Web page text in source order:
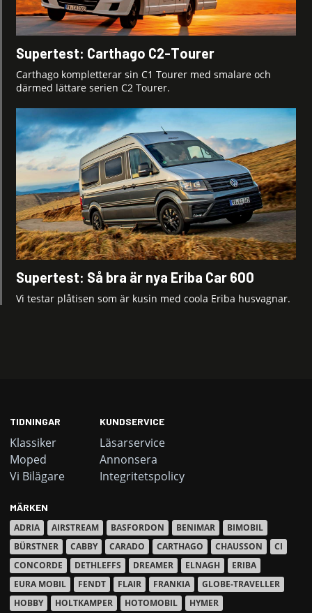
Supertest: Carthago C2-Tourer
Carthago kompletterar sin C1 Tourer med smalare och
därmed lättare serien C2 Tourer.
Supertest: Så bra är nya Eriba Car 600
Vi testar plåtisen som är kusin med coola Eriba husvagnar.
TIDNINGAR
Klassiker
Moped
Vi Bilägare
KUNDSERVICE
Läsarservice
Annonsera
Integritetspolicy
MÄRKEN
ADRIA
AIRSTREAM BASFORDON BENIMAR
BIMOBIL
BÜRSTNER
CABBY CARADO CARTHAGO CHAUSSON
CI
CONCORDE
DETHLEFFS DREAMER ELNAGH
ERIBA
EURA MOBIL
FENDT FLAIR FRANKIA
GLOBE-TRAVELLER
HOBBY
HOLTKAMPER HOTOMOBIL HYMER